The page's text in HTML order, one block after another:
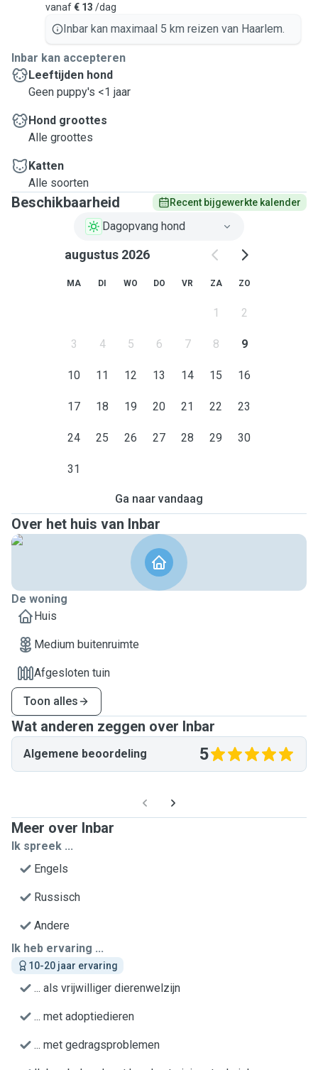
vanaf€ 13 /dag
Inbar kan maximaal 5 km reizen van Haarlem.
Inbar kan accepteren
Leeftijden hond
Geen puppy's <1 jaar
Hond groottes
Alle groottes
Katten
Alle soorten
Beschikbaarheid Recent bijgewerkte kalender
Dagopvang hond
augustus 2026
MA DI WO DO VR ZA ZO
1 2
3 4 5 6 7 8 9
10 11 12 13 14 15 16
17 18 19 20 21 22 23
24 25 26 27 28 29 30
31
Ga naar vandaag
Over het huis van Inbar
De woning
Huis
Medium buitenruimte
Afgesloten tuin
Toon alles
Wat anderen zeggen over Inbar
Algemene beoordeling 5
Meer over Inbar
Ik spreek ...
Engels
Russisch
Andere
Ik heb ervaring ...
10-20 jaar ervaring
... als vrijwilliger dierenwelzijn
... met adoptiedieren
... met gedragsproblemen